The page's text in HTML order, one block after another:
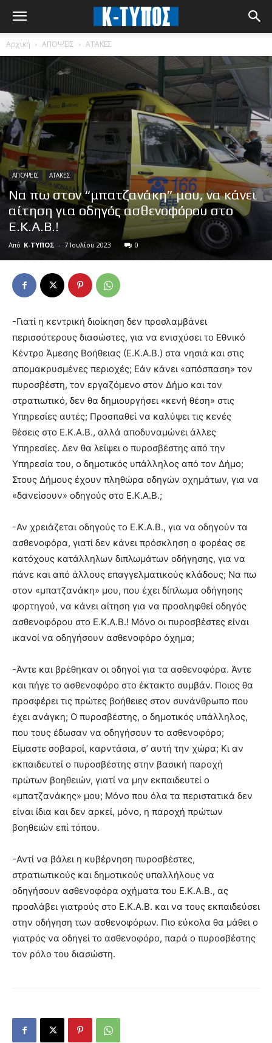
Αρχική ΑΠΟΨΕΙΣ ΑΤΑΚΕΣ
ΑΠΟΨΕΙΣ ΑΤΑΚΕΣ
Να πω στον “μπατζανάκη” μου, να κάνει
αίτηση για οδηγός ασθενοφόρου στο
Ε.Κ.Α.Β.!
Από Κ-ΤΥΠΟΣ - 7 Ιουλίου 2023 0
-Γιατί η κεντρική διοίκηση δεν προσλαμβάνει
περισσότερους διασώστες, για να ενισχύσει το Εθνικό
Κέντρο Άμεσης Βοήθειας (Ε.Κ.Α.Β.) στα νησιά και στις
απομακρυσμένες περιοχές; Εάν κάνει «απόσπαση» τον
πυροσβέστη, τον εργαζόμενο στον Δήμο και τον
στρατιωτικό, δεν θα δημιουργήσει «κενή θέση» στις
Υπηρεσίες αυτές; Προσπαθεί να καλύψει τις κενές
θέσεις στο Ε.Κ.Α.Β., αλλά αποδυναμώνει άλλες
Υπηρεσίες. Δεν θα λείψει ο πυροσβέστης από την
Υπηρεσία του, ο δημοτικός υπάλληλος από τον Δήμο;
Στους Δήμους έχουν πληθώρα οδηγών οχημάτων, για να
«δανείσουν» οδηγούς στο Ε.Κ.Α.Β.;
-Αν χρειάζεται οδηγούς το Ε.Κ.Α.Β., για να οδηγούν τα
ασθενοφόρα, γιατί δεν κάνει πρόσκληση ο φορέας σε
κατόχους κατάλληλων διπλωμάτων οδήγησης, για να
πάνε και από άλλους επαγγελματικούς κλάδους; Να πω
στον «μπατζανάκη» μου, που έχει δίπλωμα οδήγησης
φορτηγού, να κάνει αίτηση για να προσληφθεί οδηγός
ασθενοφόρου στο Ε.Κ.Α.Β.! Μόνο οι πυροσβέστες είναι
ικανοί να οδηγήσουν ασθενοφόρο όχημα;
-Άντε και βρέθηκαν οι οδηγοί για τα ασθενοφόρα. Άντε
και πήγε το ασθενοφόρο στο έκτακτο συμβάν. Ποιος θα
προσφέρει τις πρώτες βοήθειες στον συνάνθρωπο που
έχει ανάγκη; Ο πυροσβέστης, ο δημοτικός υπάλληλος,
που τους έδωσαν να οδηγήσουν το ασθενοφόρο;
Είμαστε σοβαροί, καρντάσια, σ’ αυτή την χώρα; Κι αν
εκπαιδευτεί ο πυροσβέστης στην βασική παροχή
πρώτων βοηθειών, γιατί να μην εκπαιδευτεί ο
«μπατζανάκης» μου; Μόνο που όλα τα περιστατικά δεν
είναι ίδια και δεν αρκεί, μόνο, η παροχή πρώτων
βοηθειών επί τόπου.
-Αντί να βάλει η κυβέρνηση πυροσβέστες,
στρατιωτικούς και δημοτικούς υπαλλήλους να
οδηγήσουν ασθενοφόρα οχήματα του Ε.Κ.Α.Β., ας
προσλάβει γιατρούς στο Ε.Κ.Α.Β. και να τους εκπαιδεύσει
στην οδήγηση των ασθενοφόρων. Πιο εύκολα θα μάθει ο
γιατρός να οδηγεί το ασθενοφόρο, παρά ο πυροσβέστης
τον ρόλο του διασώστη.